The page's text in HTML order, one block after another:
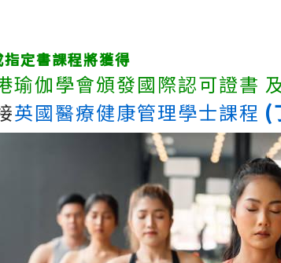
指定書課程將獲得
瑜伽學會頒發國際認可證書
英國醫療健康管理學士課程 (